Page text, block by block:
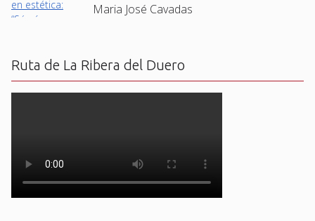
Maria José Cavadas
Ruta de La Ribera del Duero